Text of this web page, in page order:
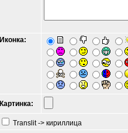
Иконка:
Картинка:
Translit -> кириллица